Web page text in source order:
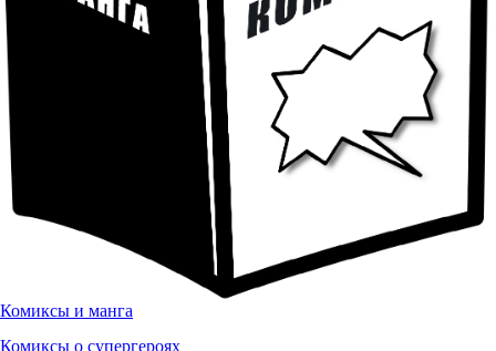
Комиксы и манга
Комиксы о супергероях